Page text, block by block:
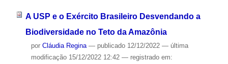
A USP e o Exército Brasileiro Desvendando a
Biodiversidade no Teto da Amazônia
por Cláudia Regina — publicado12/12/2022 — última
modificação15/12/2022 12:42 — registrado em: